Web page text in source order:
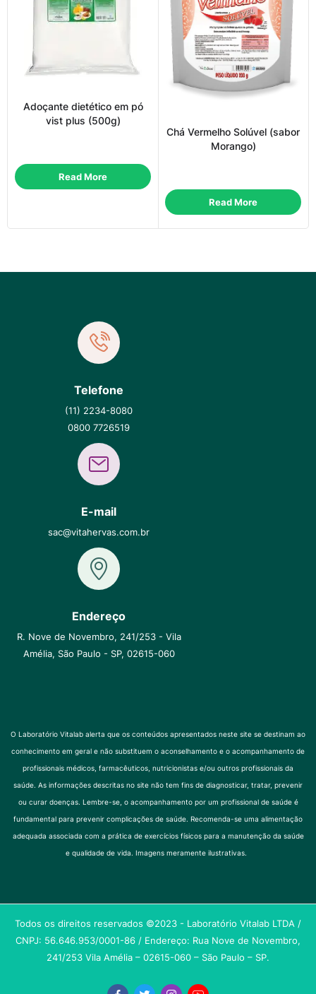
Adoçante dietético em pó
vist plus (500g)
Read More
Chá Vermelho Solúvel (sabor
Morango)
Read More
Telefone
(11) 2234-8080
0800 7726519
E-mail
sac@vitahervas.com.br
Endereço
R. Nove de Novembro, 241/253 - Vila
Amélia, São Paulo - SP, 02615-060
O Laboratório Vitalab alerta que os conteúdos apresentados neste site se destinam ao
conhecimento em geral e não substituem o aconselhamento e o acompanhamento de
profissionais médicos, farmacêuticos, nutricionistas e/ou outros profissionais da
saúde. As informações descritas no site não tem fins de diagnosticar, tratar, prevenir
ou curar doenças. Lembre-se, o acompanhamento por um profissional de saúde é
fundamental para prevenir complicações de saúde. Recomenda-se uma alimentação
adequada associada com a prática de exercícios físicos para a manutenção da saúde
e qualidade de vida. Imagens meramente ilustrativas.
Todos os direitos reservados ©2023 - Laboratório Vitalab LTDA /
CNPJ: 56.646.953/0001-86 / Endereço: Rua Nove de Novembro,
241/253 Vila Amélia – 02615-060 – São Paulo – SP.